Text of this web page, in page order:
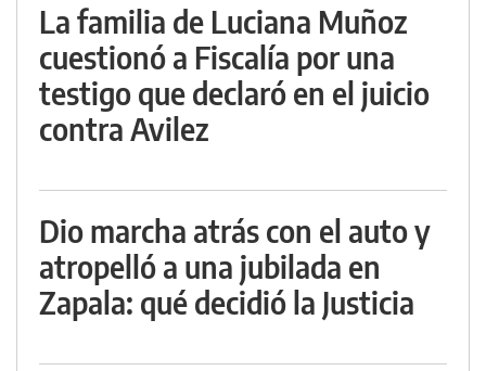
La familia de Luciana Muñoz
cuestionó a Fiscalía por una
testigo que declaró en el juicio
contra Avilez
Dio marcha atrás con el auto y
atropelló a una jubilada en
Zapala: qué decidió la Justicia